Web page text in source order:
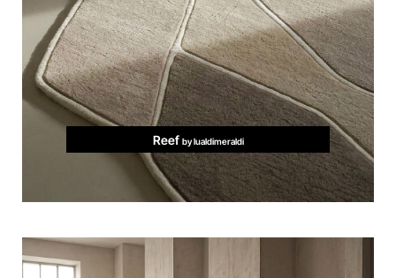
Reef by lualdimeraldi